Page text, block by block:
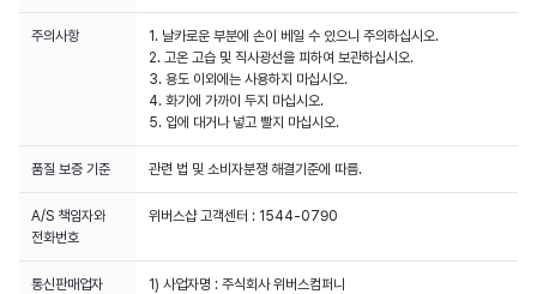
주의사항
1. 날카로운 부분에 손이 베일 수 있으니 주의하십시오.
2. 고온 고습 및 직사광선을 피하여 보관하십시오.
3. 용도 이외에는 사용하지 마십시오.
4. 화기에 가까이 두지 마십시오.
5. 입에 대거나 넣고 빨지 마십시오.
품질 보증 기준 관련 법 및 소비자분쟁 해결기준에 따름.
A/S 책임자와
전화번호
위버스샵 고객센터 : 1544-0790
통신판매업자
1) 사업자명 : 주식회사 위버스컴퍼니